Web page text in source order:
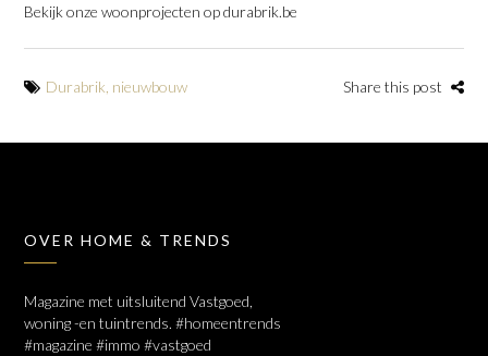
Bekijk onze woonprojecten op durabrik.be
Durabrik nieuwbouw Share this post
OVER HOME & TRENDS
Magazine met uitsluitend Vastgoed,
woning -en tuintrends. #homeentrends
#magazine #immo #vastgoed